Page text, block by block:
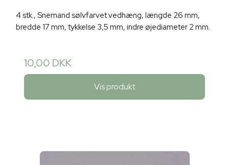
4 stk., Snemand sølvfarvet vedhæng, længde 26 mm,
bredde 17 mm, tykkelse 3,5 mm, indre øjediameter 2 mm.
10,00 DKK
Vis produkt